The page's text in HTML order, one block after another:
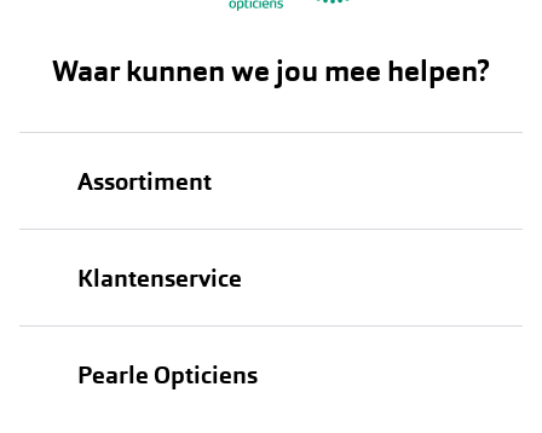
Waar kunnen we jou mee helpen?
Assortiment
Klantenservice
Verzending
Pearle Opticiens